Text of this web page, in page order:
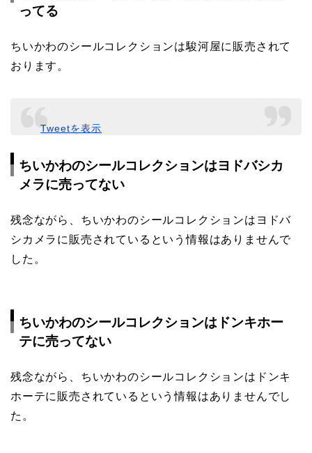
ってる
ちいかわのシールコレクションは駿河屋に販売されて
おります。
Tweetを表示
ちいかわのシールコレクションはヨドバシカ
メラに売ってない
残念ながら、ちいかわのシールコレクションはヨドバ
シカメラに販売されているという情報はありませんで
した。
ちいかわのシールコレクションはドンキホー
テに売ってない
残念ながら、ちいかわのシールコレクションはドンキ
ホーテに販売されているという情報はありませんでし
た。